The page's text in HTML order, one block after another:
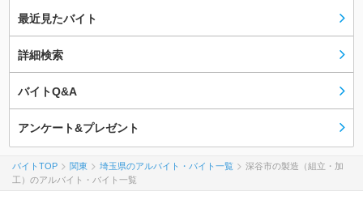
最近見たバイト
詳細検索
バイトQ&A
アンケート&プレゼント
バイトTOP 関東 埼玉県のアルバイト・バイト一覧
深谷市の製造（組立・加
工）のアルバイト・バイト一覧